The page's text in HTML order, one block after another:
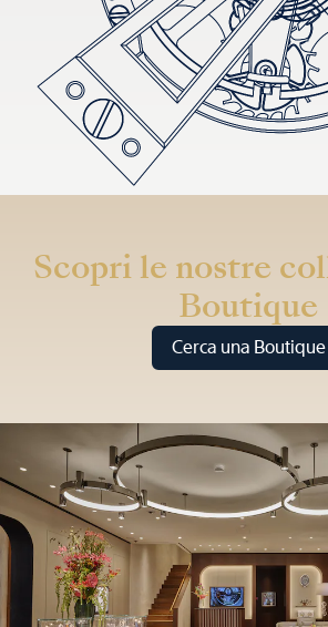
Scopri le nostre
Boutique
Cerca una Boutique